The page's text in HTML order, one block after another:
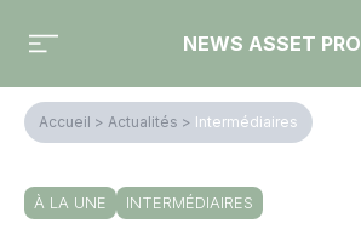
NEWS ASSET PRO
Accueil > Actualités > Intermédiaires
À LA UNE INTERMÉDIAIRES